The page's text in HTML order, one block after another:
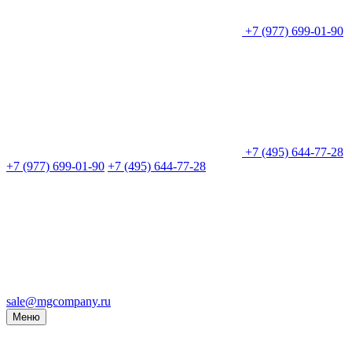
+7 (977) 699-01-90
+7 (495) 644-77-28
+7 (977) 699-01-90 +7 (495) 644-77-28
sale@mgcompany.ru
Меню